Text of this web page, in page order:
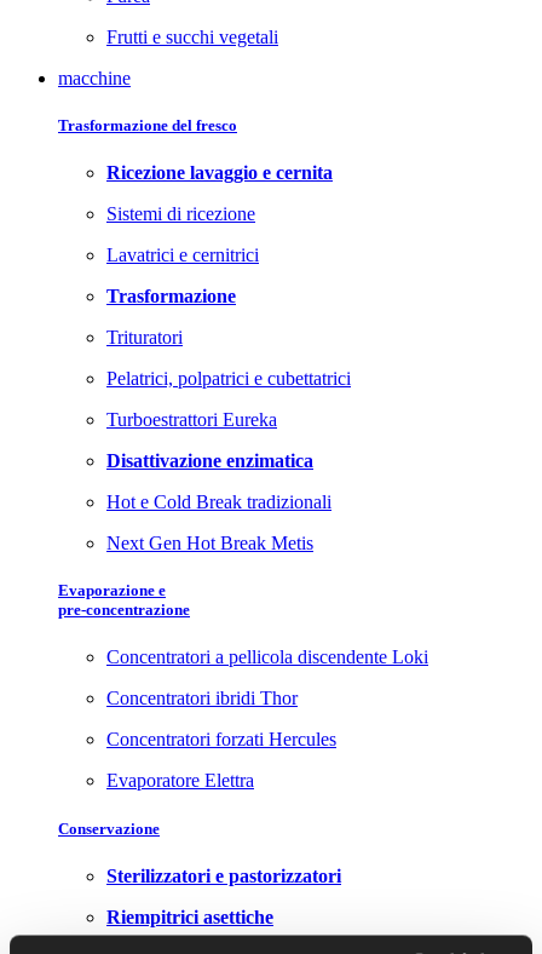
Frutti e succhi vegetali
macchine
Trasformazione del fresco
Ricezione lavaggio e cernita
Sistemi di ricezione
Lavatrici e cernitrici
Trasformazione
Trituratori
Pelatrici, polpatrici e cubettatrici
Turboestrattori Eureka
Disattivazione enzimatica
Hot e Cold Break tradizionali
Next Gen Hot Break Metis
Evaporazione e
pre-concentrazione
Concentratori a pellicola discendente Loki
Concentratori ibridi Thor
Concentratori forzati Hercules
Evaporatore Elettra
Conservazione
Sterilizzatori e pastorizzatori
Riempitrici asettiche